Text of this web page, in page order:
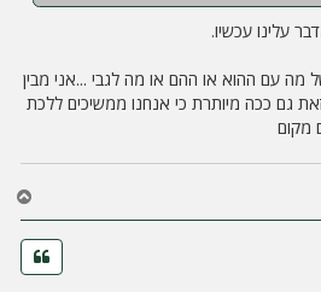
עלינו עכשיו.
מה עם ההוא או ההם או מה לגבי ...אני מבין
גם ככה מיותרת כי אנחנו ממשיכים ללכת
מקום